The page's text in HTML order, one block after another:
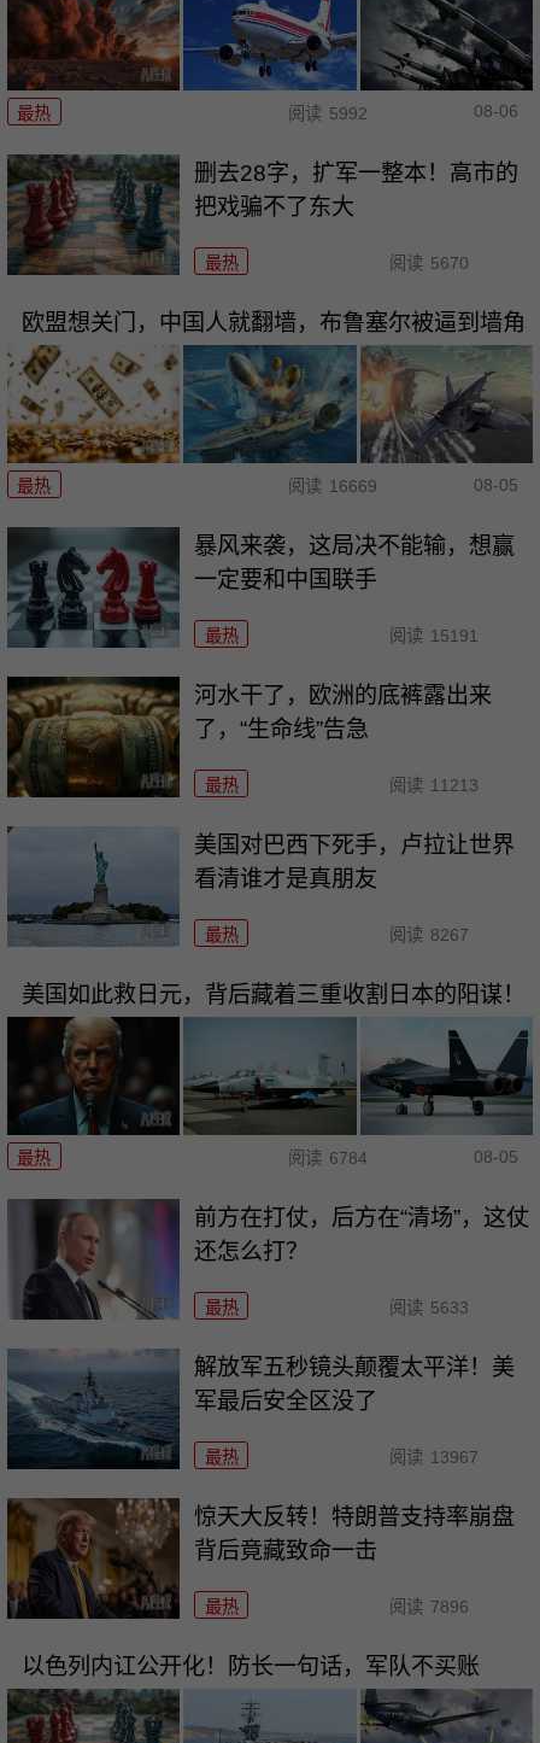
最热 阅读 5992 08-06
删去28字，扩军一整本！高市的
把戏骗不了东大
最热 阅读 5670
欧盟想关门，中国人就翻墙，布鲁塞尔被逼到墙角
最热 阅读 16669 08-05
暴风来袭，这局决不能输，想赢
一定要和中国联手
最热 阅读 15191
河水干了，欧洲的底裤露出来
了，“生命线”告急
最热 阅读 11213
美国对巴西下死手，卢拉让世界
看清谁才是真朋友
最热 阅读 8267
美国如此救日元，背后藏着三重收割日本的阳谋！
最热 阅读 6784 08-05
前方在打仗，后方在“清场”，这仗
还怎么打？
最热 阅读 5633
解放军五秒镜头颠覆太平洋！美
军最后安全区没了
最热 阅读 13967
惊天大反转！特朗普支持率崩盘
背后竟藏致命一击
最热 阅读 7896
以色列内讧公开化！防长一句话，军队不买账